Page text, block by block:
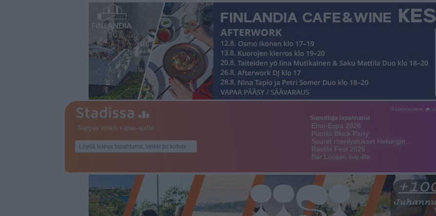
Sääennusteet 🌧 ☼
Suosittuja tapahtumia
Etno-Espa 2026
Puotila Block Party
Suuret risteilyalukset Helsingin…
Rastila Fest 2026
Bar Loosen live-ilta